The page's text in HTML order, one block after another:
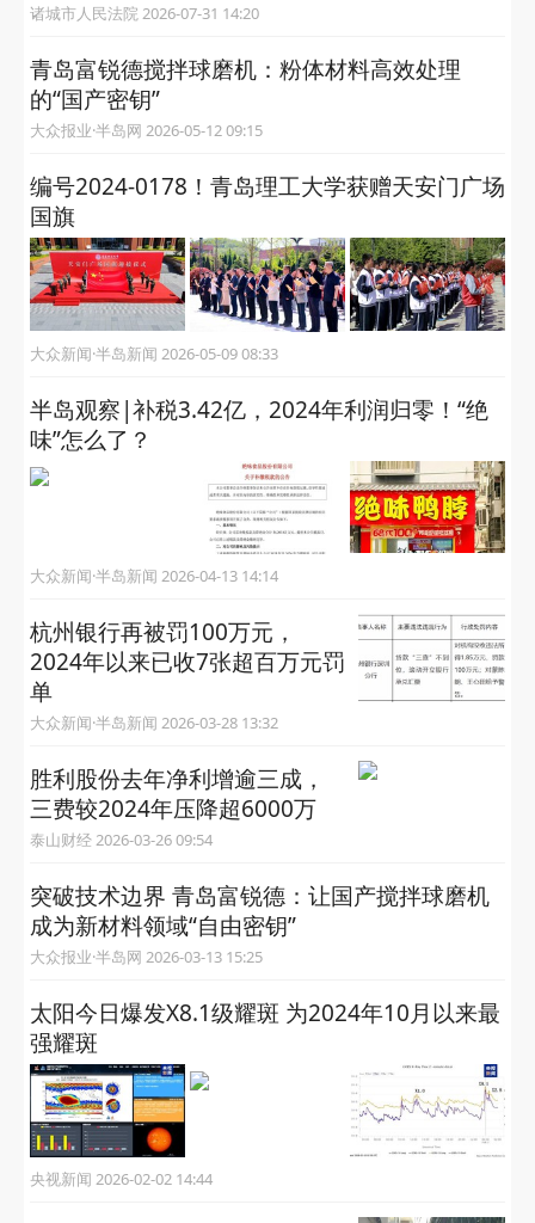
诸城市人民法院 2026-07-31 14:20
青岛富锐德搅拌球磨机：粉体材料高效处理
的“国产密钥”
大众报业·半岛网 2026-05-12 09:15
编号2024-0178！青岛理工大学获赠天安门广场
国旗
大众新闻·半岛新闻 2026-05-09 08:33
半岛观察|补税3.42亿，2024年利润归零！“绝
味”怎么了？
大众新闻·半岛新闻 2026-04-13 14:14
杭州银行再被罚100万元，
2024年以来已收7张超百万元罚
单
大众新闻·半岛新闻 2026-03-28 13:32
胜利股份去年净利增逾三成，
三费较2024年压降超6000万
泰山财经 2026-03-26 09:54
突破技术边界 青岛富锐德：让国产搅拌球磨机
成为新材料领域“自由密钥”
大众报业·半岛网 2026-03-13 15:25
太阳今日爆发X8.1级耀斑 为2024年10月以来最
强耀斑
央视新闻 2026-02-02 14:44